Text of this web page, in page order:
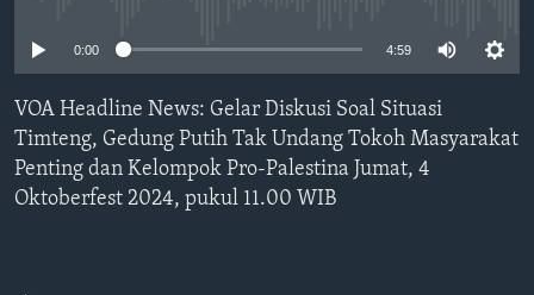
0:00 4:59
VOA Headline News: Gelar Diskusi Soal Situasi
Timteng, Gedung Putih Tak Undang Tokoh Masyarakat
Penting dan Kelompok Pro-Palestina Jumat, 4
Oktoberfest 2024, pukul 11.00 WIB